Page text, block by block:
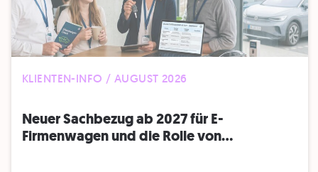
KLIENTEN-INFO / AUGUST 2026
Neuer Sachbezug ab 2027 für E-
Firmenwagen und die Rolle von...